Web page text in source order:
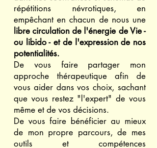
répétitions névrotiques, en
empêchant en chacun de nous une
libre circulation de l'énergie de Vie -
ou libido - et de l'expression de nos
potentialités.
De vous faire partager mon
approche thérapeutique afin de
vous aider dans vos choix, sachant
que vous restez "l'expert" de vous
même et de vos décisions.
De vous faire bénéficier au mieux
de mon propre parcours, de mes
outils et compétences